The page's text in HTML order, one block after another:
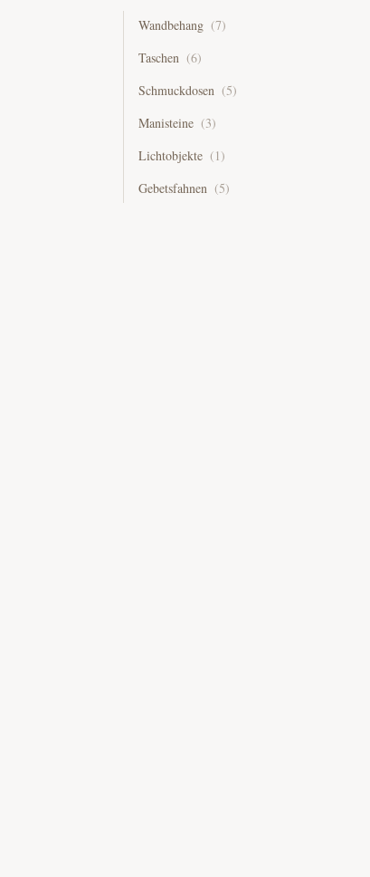
Wandbehang (7)
Taschen (6)
Schmuckdosen (5)
Manisteine (3)
Lichtobjekte (1)
Gebetsfahnen (5)